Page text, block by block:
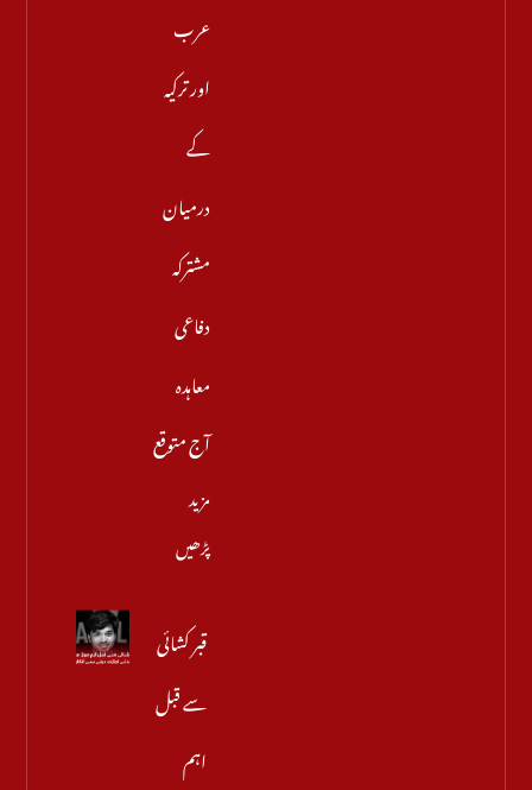
عرب
اور ترکیہ
کے
درمیان
مشترکہ
دفاعی
معاہدہ
آج متوقع
مزید
پڑھیں
قبر کشائی
سے قبل
اہم